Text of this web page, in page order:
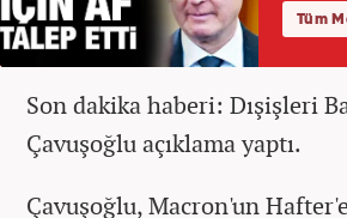
Son dakika haberi: Dışişleri
Çavuşoğlu açıklama yaptı.
Çavuşoğlu, Macron'un